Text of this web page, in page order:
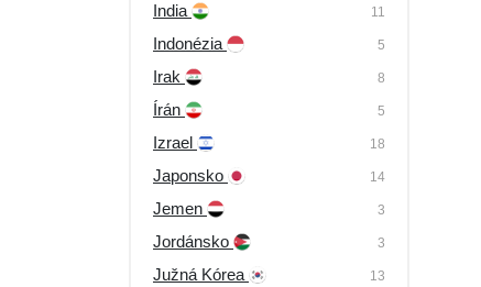
India 11
Indonézia 5
Irak 8
Írán 5
Izrael 18
Japonsko 14
Jemen 3
Jordánsko 3
Južná Kórea 13